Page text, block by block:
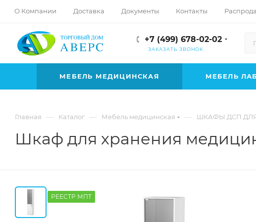
О Компании Доставка Документы Контакты
+7 (499) 678-02-02
ЗАКАЗАТЬ ЗВОНОК
МЕБЕЛЬ МЕДИЦИНСКАЯ МЕБЕЛЬ
Главная — Каталог — Мебель медицинская — ШКАФЫ ДСП
Шкаф для хранения
РЕЕСТР МПТ
movies